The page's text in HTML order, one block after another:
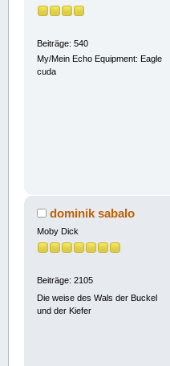
Beiträge: 540
My/Mein Echo Equipment: Eagle
cuda
dominik sabalo
Moby Dick
Beiträge: 2105
Die weise des Wals der Buckel
und der Kiefer